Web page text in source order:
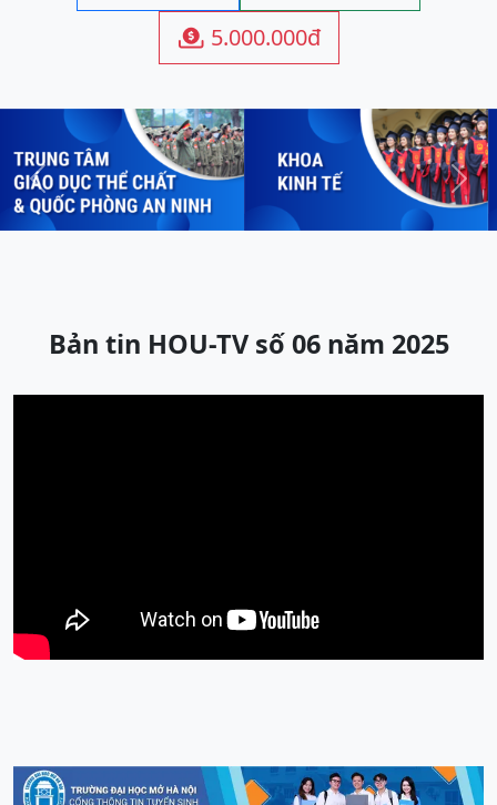
 5.000.000đ
Previous Next
Bản tin HOU-TV số 06 năm 2025